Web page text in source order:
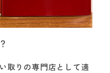
取りの専門店として適